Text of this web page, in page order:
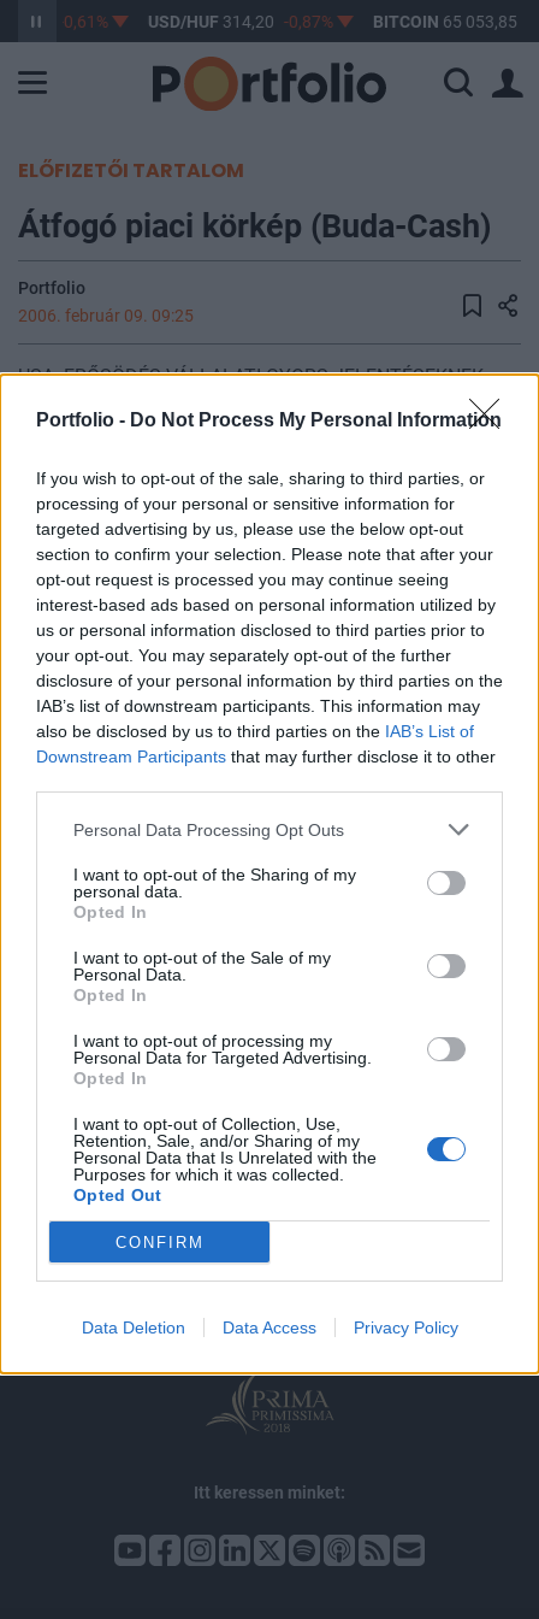
Portfolio - Do Not Process My Personal Information
If you wish to opt-out of the sale, sharing to third parties, or
processing of your personal or sensitive information for
targeted advertising by us, please use the below opt-out
section to confirm your selection. Please note that after your
opt-out request is processed you may continue seeing
interest-based ads based on personal information utilized by
us or personal information disclosed to third parties prior to
your opt-out. You may separately opt-out of the further
disclosure of your personal information by third parties on the
IAB’s list of downstream participants. This information may
also be disclosed by us to third parties on the IAB’s List of
Downstream Participants that may further disclose it to other
Personal Data Processing Opt Outs
I want to opt-out of the Sharing of my
personal data.
Opted In
I want to opt-out of the Sale of my
Personal Data.
Opted In
I want to opt-out of processing my
Personal Data for Targeted Advertising.
Opted In
I want to opt-out of Collection, Use,
Retention, Sale, and/or Sharing of my
Personal Data that Is Unrelated with the
Purposes for which it was collected.
Opted Out
CONFIRM
Data Deletion Data Access Privacy Policy
-0,61% USD/HUF 314,20 -0,87% BITCOIN 65 053,85
ELŐFIZETŐI TARTALOM
Átfogó piaci körkép (Buda-Cash)
Portfolio
2006. február 09. 09:25
USA: ERŐSÖDÉS VÁLLALATI GYORS-JELENTÉSEKNEK
KÖSZÖNHETŐEN - az előző napi gyenge teljesítményt
korrigálva, viszonylag jelentősen erősödtek az USA
- a Cisco előző nap zárás után közzétett beszámolója a
várakozások feletti eredményről és kedvező
rendelésállományról számolt be - a részvény 7,2%-kal...
KEDVES OLVASÓNK!
A keresett cikk a portfolio.hu hírarchívumához
tartozik, melynek olvasása előfizetéses
regisztrációhoz kötött.
Kötéslisták: BÉT elmúlt 2 év napon belüli
kötéslistái
impresszum
jogi nyilatkozat
adatvédelem
szerzői jogok médiaajánlat
karrier
kommentkezelés
ÁSZF
Itt keressen minket: